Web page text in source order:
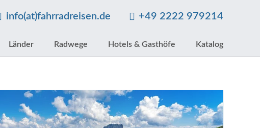
info(at)fahrradreisen.de +49 2222 979214
Länder Radwege Hotels & Gasthöfe Katalog